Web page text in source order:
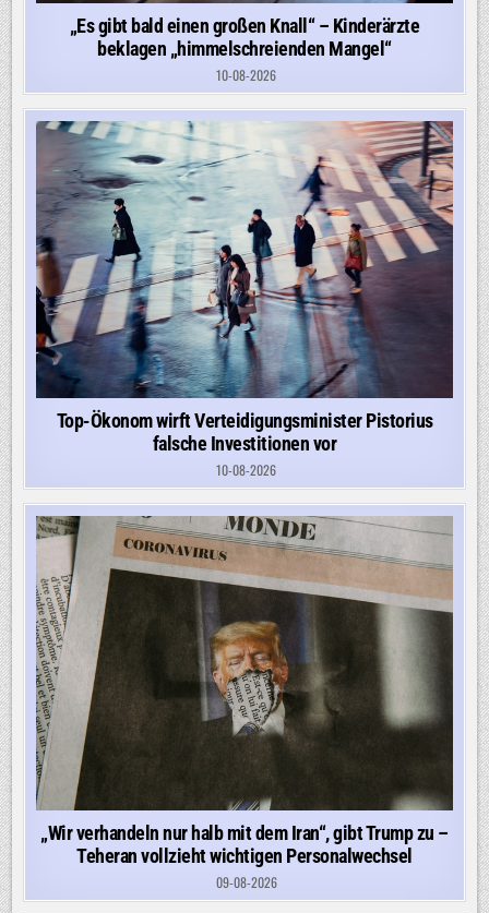
„Es gibt bald einen großen Knall“ – Kinderärzte
beklagen „himmelschreienden Mangel“
10-08-2026
Top-Ökonom wirft Verteidigungsminister Pistorius
falsche Investitionen vor
10-08-2026
„Wir verhandeln nur halb mit dem Iran“, gibt Trump zu –
Teheran vollzieht wichtigen Personalwechsel
09-08-2026